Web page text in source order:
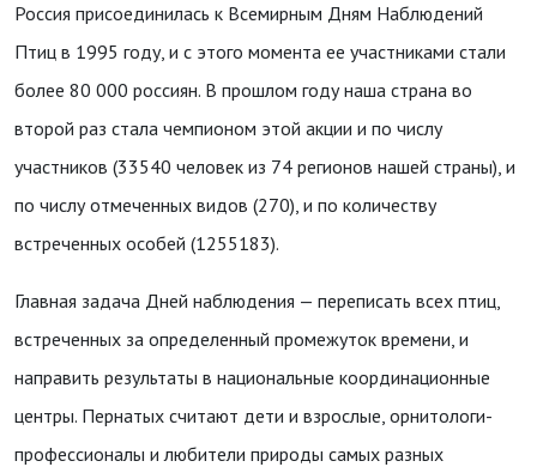
Россия присоединилась к Всемирным Дням Наблюдений
Птиц в 1995 году, и с этого момента ее участниками стали
более 80 000 россиян. В прошлом году наша страна во
второй раз стала чемпионом этой акции и по числу
участников (33540 человек из 74 регионов нашей страны), и
по числу отмеченных видов (270), и по количеству
встреченных особей (1255183).
Главная задача Дней наблюдения — переписать всех птиц,
встреченных за определенный промежуток времени, и
направить результаты в национальные координационные
центры. Пернатых считают дети и взрослые, орнитологи-
профессионалы и любители природы самых разных